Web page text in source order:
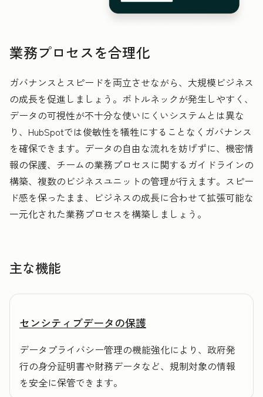
業務プロセスを合理化
ガバナンスとスピードを両立させながら、大規模ビジネス
の成長を促進しましょう。ボトルネックが発生しやすく、
データの可視性が不十分な使いにくいシステムとは異な
り、HubSpotでは俊敏性を犠牲にすることなくガバナンス
を確保できます。データの自由な流れを妨げずに、機密情
報の保護、チームの業務プロセスに関するガイドラインの
構築、複数のビジネスユニットの管理が行えます。スピー
ド感を保ったまま、ビジネスの成長に合わせて拡張可能な
一元化された業務プロセスを構築しましょう。
主な機能
センシティブデータの保護
データプライバシー管理の機能強化により、政府発
行の身分証明書や財務データなど、規制対象の情報
を安全に保管できます。